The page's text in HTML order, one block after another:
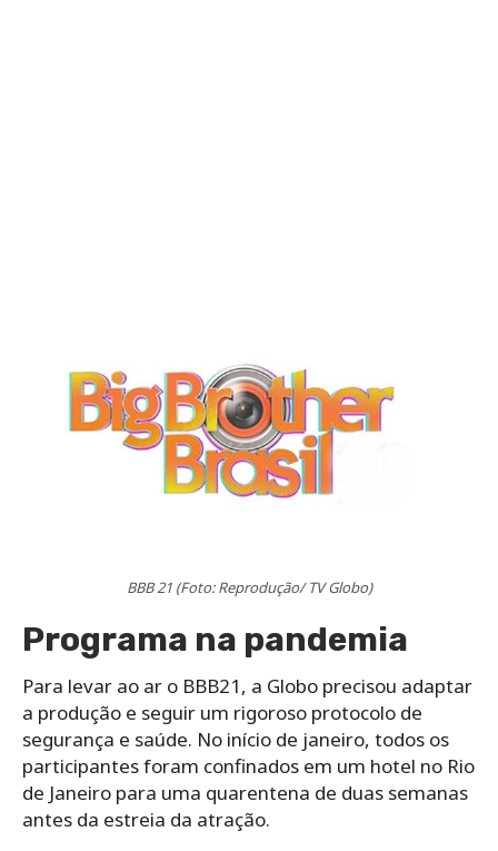
BBB 21 (Foto: Reprodução/ TV Globo)
Programa na pandemia
Para levar ao ar o BBB21, a Globo precisou adaptar
a produção e seguir um rigoroso protocolo de
segurança e saúde. No início de janeiro, todos os
participantes foram confinados em um hotel no Rio
de Janeiro para uma quarentena de duas semanas
antes da estreia da atração.